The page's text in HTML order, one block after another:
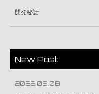
開発秘話
New Post
2026.08.08